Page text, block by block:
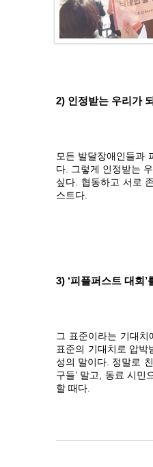
2) 인정받는 우리가
모든 발달장애인들과
다. 그렇게 인정받는
싶다. 협동하고 서로
스트다.
3) ‘피플퍼스트 대회
그 표준이라는 기대
표준의 기대치로 압박
성의 말이다. 정말로
구들’ 말고, 동료 시
할 때다.